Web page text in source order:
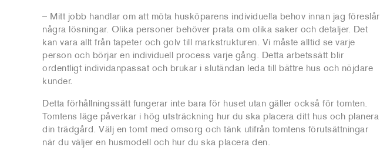
– Mitt jobb handlar om att möta husköparens individuella behov innan jag föreslår
några lösningar. Olika personer behöver prata om olika saker och detaljer. Det
kan vara allt från tapeter och golv till markstrukturen. Vi måste alltid se varje
person och börjar en individuell process varje gång. Detta arbetssätt blir
ordentligt individanpassat och brukar i slutändan leda till bättre hus och nöjdare
kunder.
Detta förhållningssätt fungerar inte bara för huset utan gäller också för tomten.
Tomtens läge påverkar i hög utsträckning hur du ska placera ditt hus och planera
din trädgård. Välj en tomt med omsorg och tänk utifrån tomtens förutsättningar
när du väljer en husmodell och hur du ska placera den.